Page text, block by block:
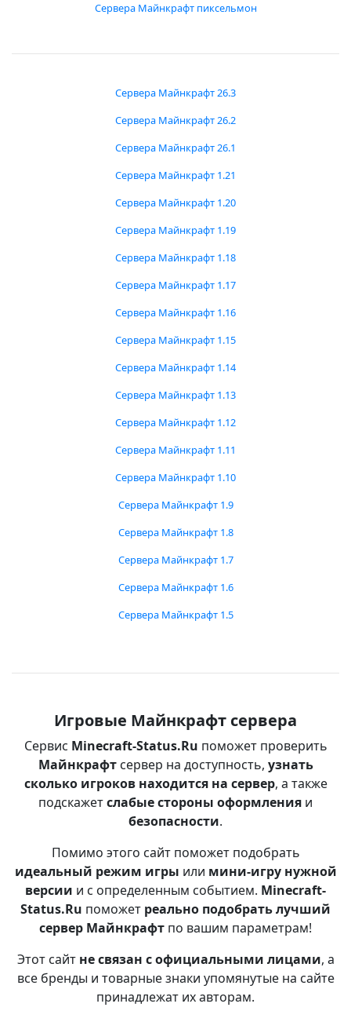
Сервера Майнкрафт пиксельмон
Сервера Майнкрафт 26.3
Сервера Майнкрафт 26.2
Сервера Майнкрафт 26.1
Сервера Майнкрафт 1.21
Сервера Майнкрафт 1.20
Сервера Майнкрафт 1.19
Сервера Майнкрафт 1.18
Сервера Майнкрафт 1.17
Сервера Майнкрафт 1.16
Сервера Майнкрафт 1.15
Сервера Майнкрафт 1.14
Сервера Майнкрафт 1.13
Сервера Майнкрафт 1.12
Сервера Майнкрафт 1.11
Сервера Майнкрафт 1.10
Сервера Майнкрафт 1.9
Сервера Майнкрафт 1.8
Сервера Майнкрафт 1.7
Сервера Майнкрафт 1.6
Сервера Майнкрафт 1.5
Игровые Майнкрафт сервера
Сервис Minecraft-Status.Ru поможет проверить
Майнкрафтсервер на доступность, узнать
сколько игроков находится на сервер, а также
подскажетслабые стороны оформления и
безопасности.
Помимо этого сайт поможет подобрать
идеальный режим игры или мини-игру нужной
версии и с определенным событием. Minecraft-
Status.Ru поможет реально подобрать лучший
сервер Майнкрафт по вашим параметрам!
Этот сайт не связан с официальными лицами, а
все бренды и товарные знаки упомянутые на сайте
принадлежат их авторам.